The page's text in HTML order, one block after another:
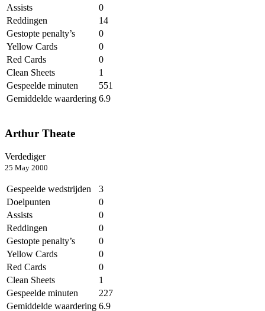
Assists
0
Reddingen
14
Gestopte penalty’s
0
Yellow Cards
0
Red Cards
0
Clean Sheets
1
Gespeelde minuten
551
Gemiddelde waardering 6.9
Arthur Theate
Verdediger
25 May 2000
Gespeelde wedstrijden
3
Doelpunten
0
Assists
0
Reddingen
0
Gestopte penalty’s
0
Yellow Cards
0
Red Cards
0
Clean Sheets
1
Gespeelde minuten
227
Gemiddelde waardering 6.9